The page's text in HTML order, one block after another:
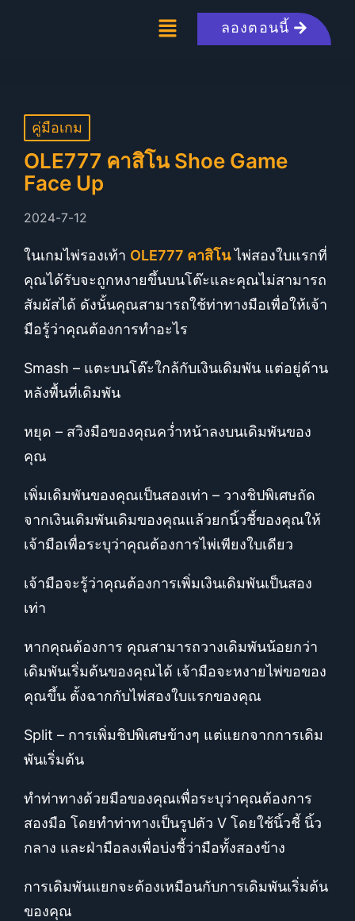
ลองตอนนี้
คู่มือเกม
OLE777 คาสิโน Shoe Game
Face Up
2024-7-12
ในเกมไพ่รองเท้า OLE777 คาสิโนไพ่สองใบแรกที่
คุณได้รับจะถูกหงายขึ้นบนโต๊ะและคุณไม่สามารถ
สัมผัสได้ ดังนั้นคุณสามารถใช้ท่าทางมือเพื่อให้เจ้า
มือรู้ว่าคุณต้องการทำอะไร
Smash – แตะบนโต๊ะใกล้กับเงินเดิมพัน แต่อยู่ด้าน
หลังพื้นที่เดิมพัน
หยุด – สวิงมือของคุณคว่ำหน้าลงบนเดิมพันของ
คุณ
เพิ่มเดิมพันของคุณเป็นสองเท่า – วางชิปพิเศษถัด
จากเงินเดิมพันเดิมของคุณแล้วยกนิ้วชี้ของคุณให้
เจ้ามือเพื่อระบุว่าคุณต้องการไพ่เพียงใบเดียว
เจ้ามือจะรู้ว่าคุณต้องการเพิ่มเงินเดิมพันเป็นสอง
เท่า
หากคุณต้องการ คุณสามารถวางเดิมพันน้อยกว่า
เดิมพันเริ่มต้นของคุณได้ เจ้ามือจะหงายไพ่ขอของ
คุณขึ้น ตั้งฉากกับไพ่สองใบแรกของคุณ
Split – การเพิ่มชิปพิเศษข้างๆ แต่แยกจากการเดิม
พันเริ่มต้น
ทำท่าทางด้วยมือของคุณเพื่อระบุว่าคุณต้องการ
สองมือ โดยทำท่าทางเป็นรูปตัว V โดยใช้นิ้วชี้ นิ้ว
กลาง และฝ่ามือลงเพื่อบ่งชี้ว่ามือทั้งสองข้าง
การเดิมพันแยกจะต้องเหมือนกับการเดิมพันเริ่มต้น
ของคุณ